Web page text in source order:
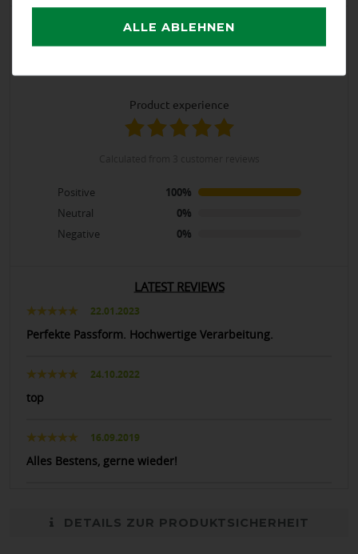
Product Rating
5/5
product experience
Positive
100%
Neutral
0%
Negative
0%
LATEST REVIEWS
22.01.2023
Perfekte Passform. Hochwertige Verarbeitung.
24.10.2022
top
16.09.2019
Alles Bestens, gerne wieder!
DETAILS ZUR PRODUKTSICHERHEIT
ALLE ABLEHNEN